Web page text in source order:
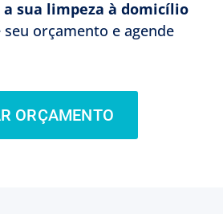
a sua limpeza à domicílio
orçamento e agende
ORÇAMENTO